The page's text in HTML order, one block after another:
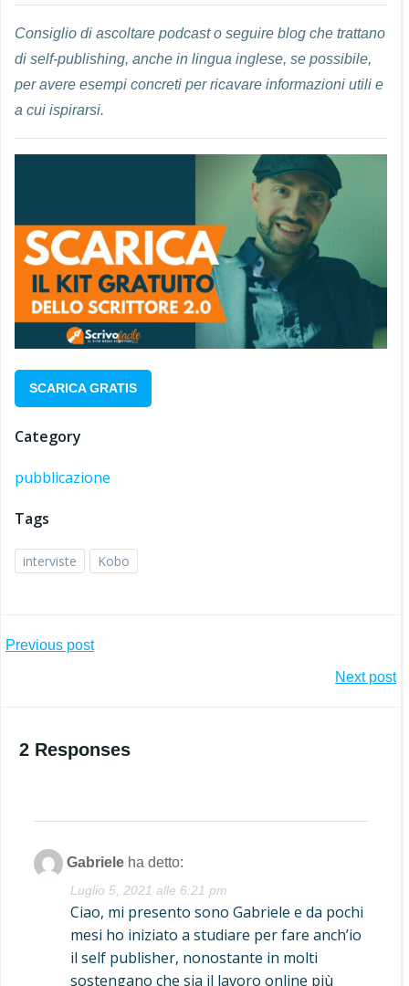
Consiglio di ascoltare podcast o seguire blog che trattano
di self-publishing, anche in lingua inglese, se possibile,
per avere esempi concreti per ricavare informazioni utili e
a cui ispirarsi.
SCARICA GRATIS
Category
pubblicazione
Tags
interviste Kobo
Post
Previous post
navigation
Next post
2 Responses
Gabriele ha detto:
Luglio 5, 2021 alle 6:21 pm
Ciao, mi presento sono Gabriele e da pochi
mesi ho iniziato a studiare per fare anch’io
il self publisher, nonostante in molti
sostengano che sia il lavoro online più